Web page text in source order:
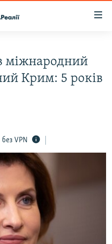
міжнародний
Крим: 5 років
VPN